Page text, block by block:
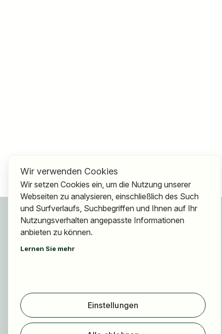
Für Bewerber
Jobs finden
Arbeitgeber finden
Registrierung
Über uns
Wir verwenden Cookies
Wir setzen Cookies ein, um die Nutzung unserer
Webseiten zu analysieren, einschließlich des Such
und Surfverlaufs, Suchbegriffen und Ihnen auf Ihr
Nutzungsverhalten angepasste Informationen
anbieten zu können.
Lernen Sie mehr
Einstellungen